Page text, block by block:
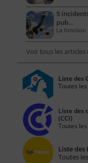
5
pub…
La fonction
Voir tous les articles
Liste des
Toutes
Liste des
(CCI)
Toutes
Liste des
Toutes